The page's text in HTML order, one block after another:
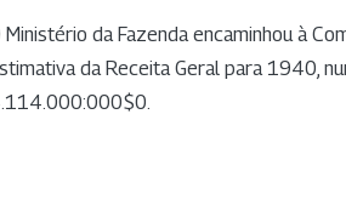
Ministério da Fazenda encaminhou à
da Receita Geral para 1940,